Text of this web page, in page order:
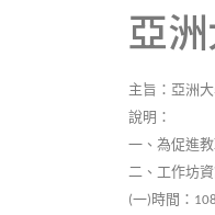
亞
主旨：亞洲
說明：
一、為促進
二、工作坊資
(一)時間： 108